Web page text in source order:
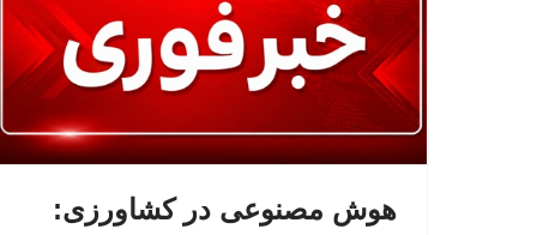
هوش مصنوعی در کشاورزی: